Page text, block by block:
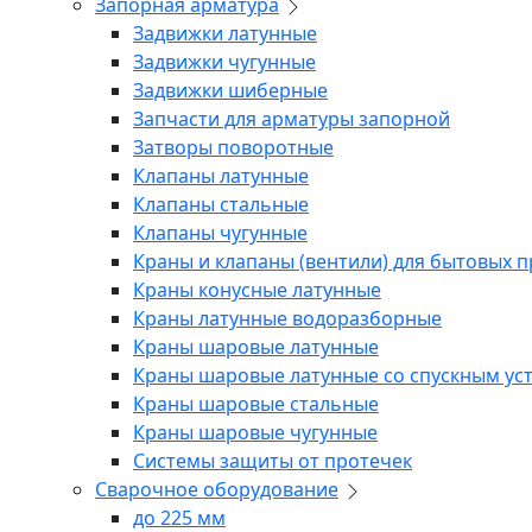
Запорная арматура
Задвижки латунные
Задвижки чугунные
Задвижки шиберные
Запчасти для арматуры запорной
Затворы поворотные
Клапаны латунные
Клапаны стальные
Клапаны чугунные
Краны и клапаны (вентили) для бытовых
Краны конусные латунные
Краны латунные водоразборные
Краны шаровые латунные
Краны шаровые латунные со спускным
Краны шаровые стальные
Краны шаровые чугунные
Системы защиты от протечек
Сварочное оборудование
до 225 мм